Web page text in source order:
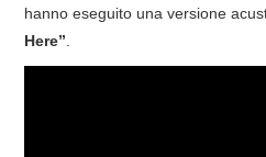
DISCOGRAFIA
hanno eseguito una versione
Here”